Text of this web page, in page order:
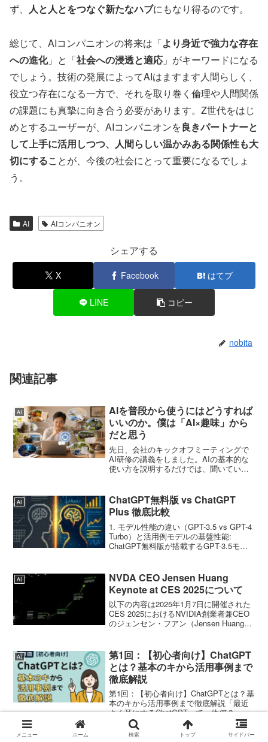
ず、 人と人とをつなぐ新たなハブにもなり得るのです。
総じて、AIコンパニオンの将来は「より身近で強力な存在
への進化」と「社会への浸透と適応 」がキーワードになる
でしょう。技術の発展によってAIはますます人間らしく、
役立つ存在になる一方で、それを取り巻く倫理や人間関係
の課題にも真摯に向き合う必要があります。Z世代をはじ
めとするユーザーが、AIコンパニオンを良きパートナーと
して上手に活用しつつ、人間らしい温かみある関係性も大
切にすることが、今後の社会にとって重要になるでしょ
う。
AI AIコンパニオン
シェアする
X Facebook はてブ
LINE コピー
nobita
関連記事
AI
AIを普段から使うにはどうすれば
いいのか。僕は「AI×趣味」から
だと思う
先日、会社のキックオフミーティングで
AI研修の講義をしました。AIの基本的な
使い方を説明するだけでは、聞いている
ようにしました。AIを使ってGoogle
Apps Sc...
AI
ChatGPT無料版 vs ChatGPT
Plus 徹底比較
1. モデル性能の違い（GPT-3.5 vs GPT-4
Turbo）と活用例モデルの基盤性能:
ChatGPT無料版が搭載するGPT-3.5モデ
ります。GP...
AI
NVDA CEO Jensen Huang
Keynote at CES 2025について
以下の内容は2025年1月7日に開催された
CES 2025におけるNVIDIA創業者兼CEO
のジェンセン・フアン（Jensen Huang）
成AIにて作成したもの...
AI
第1回：【初心者向け】ChatGPT
とは？基本のキから活用事例まで
徹底解説
第1回：【初心者向け】ChatGPTとは？基
本のキから活用事例まで徹底解説「最近
よく耳にするChatGPTって一体何？」
「すごいらしいけど、どうやって使う
の？」もしあなたがそう思っているな
メニュー ホーム 検索 トップ サイドバー